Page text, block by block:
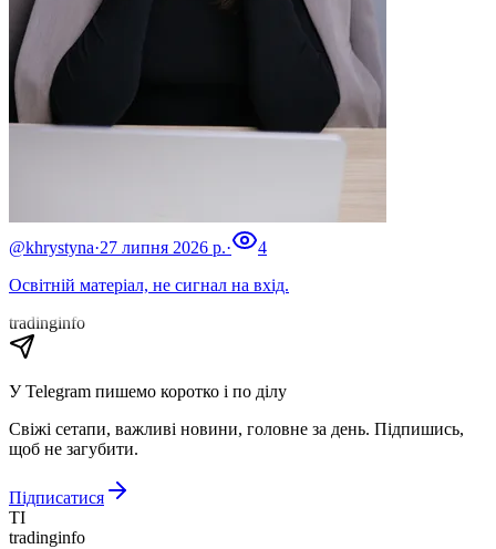
@khrystyna·27 липня 2026 р.·
4
Освітній матеріал, не сигнал на вхід.
tradinginfo
У Telegram пишемо коротко і по ділу
Свіжі сетапи, важливі новини, головне за день. Підпишись,
щоб не загубити.
Підписатися
TI
tradinginfo